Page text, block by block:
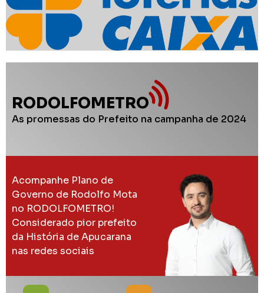
RODOLFOMETRO
As promessas do Prefeito na campanha de 2024
Acompanhe Plano de
Governo de Rodolfo Mota
no RODOLFOMETRO!
Considerado pior prefeito
da História de Apucarana
nas redes sociais